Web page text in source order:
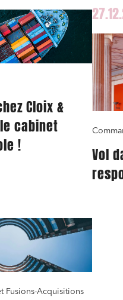
Cloix &
cabinet
!
Vol
Fusions-Acquisitions
politique de